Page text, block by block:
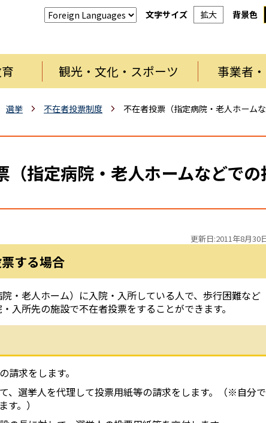
文字サイズ 拡大 背景色
観光・文化・スポーツ 事業者
選挙 不在者投票制度 不在者投票（指定病院・老人ホームな
（指定病院・老人ホームなどでの
更新日:2011年8月30
する場合
・老人ホーム）に入院・入所している人で、歩行困難など
入所先の施設で不在者投票をすることができます。
求をします。
、選挙人を代理して投票用紙等の請求をします。（※自分で
。）